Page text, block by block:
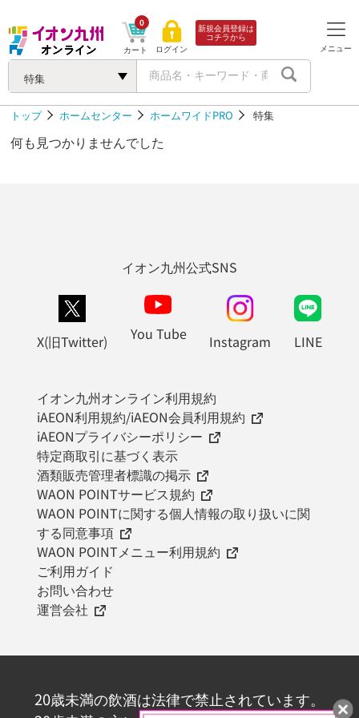
特集
カート
0
ログイン
新規会員登録は
コチラから
メニュー
トップ ホームセンター ホームワイドPRO 特集
何も見つかりませんでした
イオン九州公式SNS
X(旧Twitter) You Tube Instagram LINE
イオン九州オンライン利用規約
iAEON利用規約/iAEON会員利用規約
iAEONプライバシーポリシー
特定商取引に基づく表示
酒類販売管理者標識の掲示
WAON POINTサービス規約
WAON POINTに関する個人情報の取り扱いに関
する同意事項
WAON POINTメニュー利用規約
ご利用ガイド
お問い合わせ
運営会社
20歳未満の飲酒は法律で禁止されています。